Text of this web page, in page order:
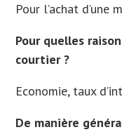
Pour l’achat d’une
Pour quelles
courtier ?
Economie, taux
De manière